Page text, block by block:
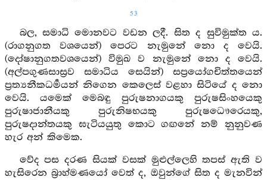
53
බල, සමාධි මොනවට වඩන ලදී. සිත ද සුවිමුක්ත ය.
(රාගනුගත වශයෙන්) පෙරට නැමුනේ නො ද වෙයි.
(දෝෂානුගතවශයෙන්) විමුඛ ව නැමුනේ නො ද වෙයි.
(අල්පගුණසාස්‍රව සමාධිය සෙයින්) සප්‍රයෝගචිත්තයෙන්
ප්‍රත්‍යනීකධර්‍මයන් නිගෙන කෙලෙස් වළහා සිටියේ ද නො
වෙයි. යමෙක් මෙබඳු පුරුෂනාගයකු පුරුෂසිංහයෙකු
පුරුෂාජානීයකු පුරුනිෂභයකු පුරුෂධෞරෙයකු,
පුරුෂදාන්තයකු ඝැටියයුතු කොට ගඟනේ නම් නුනුවණ
හැර අන් කිමෙක.
වේද පස දරණ සියක් වසක් මුළුල්ලෙහි තපස් ඇති ව
හැසිරෙන බ්‍රාහ්මණයෝ වෙත් ද, ඔවුන්ගේ සිත ද මැනවින්